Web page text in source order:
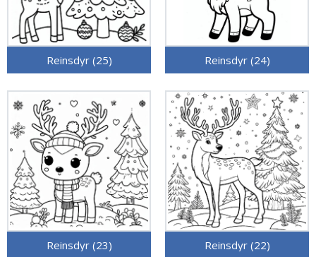
Reinsdyr (25) Reinsdyr (24)
Reinsdyr (23) Reinsdyr (22)